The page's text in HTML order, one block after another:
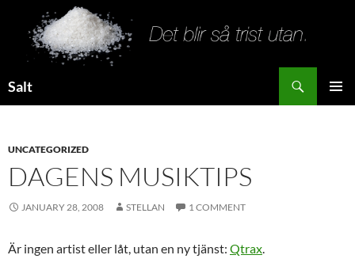
Salt
UNCATEGORIZED
DAGENS MUSIKTIPS
JANUARY 28, 2008 STELLAN 1 COMMENT
Är ingen artist eller låt, utan en ny tjänst: Qtrax.